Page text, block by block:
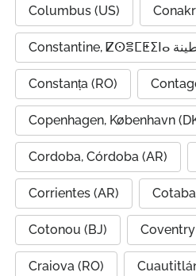
Columbus (US)
Constanța (RO)
Copenhagen, København
Cordoba, Córdoba (AR)
Corrientes (AR)
Cotonou (BJ) Coventry
Craiova (RO)